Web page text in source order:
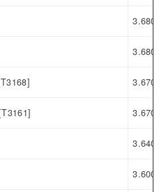
3.680
3.680
3.670
3.670
3.640
3.600